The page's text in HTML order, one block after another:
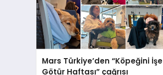
Mars Türkiye’den “Köpeğini İşe
Götür Haftası” çağrısı